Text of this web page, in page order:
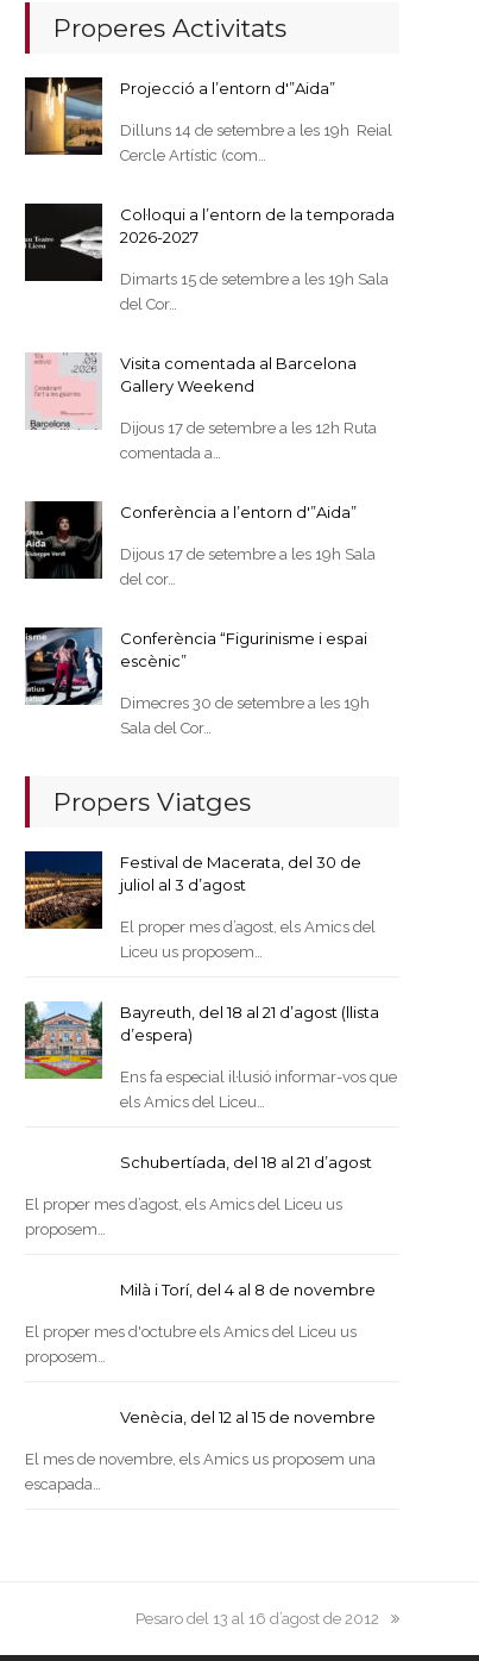
Properes Activitats
Projecció a l’entorn d'”Aida”
Dilluns 14 de setembre a les 19h Reial
Cercle Artístic (com…
Col·loqui a l’entorn de la temporada
2026-2027
Dimarts 15 de setembre a les 19h Sala
del Cor…
Visita comentada al Barcelona
Gallery Weekend
Dijous 17 de setembre a les 12h Ruta
comentada a…
Conferència a l’entorn d'”Aida”
Dijous 17 de setembre a les 19h Sala
del cor…
Conferència “Figurinisme i espai
escènic”
Dimecres 30 de setembre a les 19h
Sala del Cor…
Propers Viatges
Festival de Macerata, del 30 de
juliol al 3 d’agost
El proper mes d’agost, els Amics del
Liceu us proposem…
Bayreuth, del 18 al 21 d’agost (llista
d’espera)
Ens fa especial il·lusió informar-vos que
els Amics del Liceu…
Schubertíada, del 18 al 21 d’agost
El proper mes d’agost, els Amics del Liceu us
proposem…
Milà i Torí, del 4 al 8 de novembre
El proper mes d'octubre els Amics del Liceu us
proposem…
Venècia, del 12 al 15 de novembre
El mes de novembre, els Amics us proposem una
escapada…
next
Pesaro del 13 al 16 d’agost de 2012